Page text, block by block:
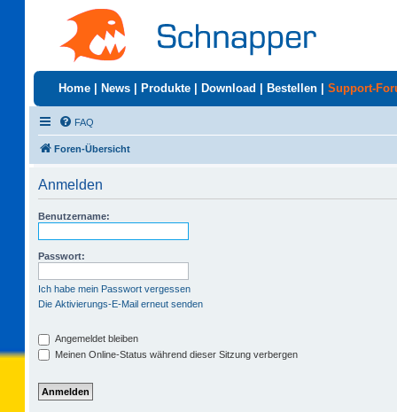
Home News Produkte Download Bestellen Support-
FAQ
Foren-Übersicht
Anmelden
Benutzername:
Passwort:
Ich habe mein Passwort vergessen
Die Aktivierungs-E-Mail erneut senden
Angemeldet bleiben
Meinen Online-Status während dieser Sitzung verbergen